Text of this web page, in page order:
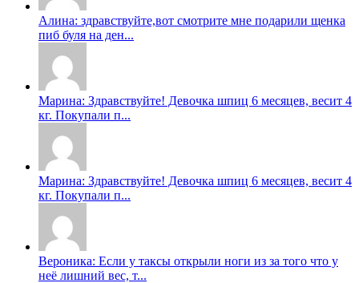
Алина: здравствуйте,вот смотрите мне подарили щенка
пиб буля на ден...
Марина: Здравствуйте! Девочка шпиц 6 месяцев, весит 4
кг. Покупали п...
Марина: Здравствуйте! Девочка шпиц 6 месяцев, весит 4
кг. Покупали п...
Вероника: Если у таксы открыли ноги из за того что у
неë лишний вес, т...